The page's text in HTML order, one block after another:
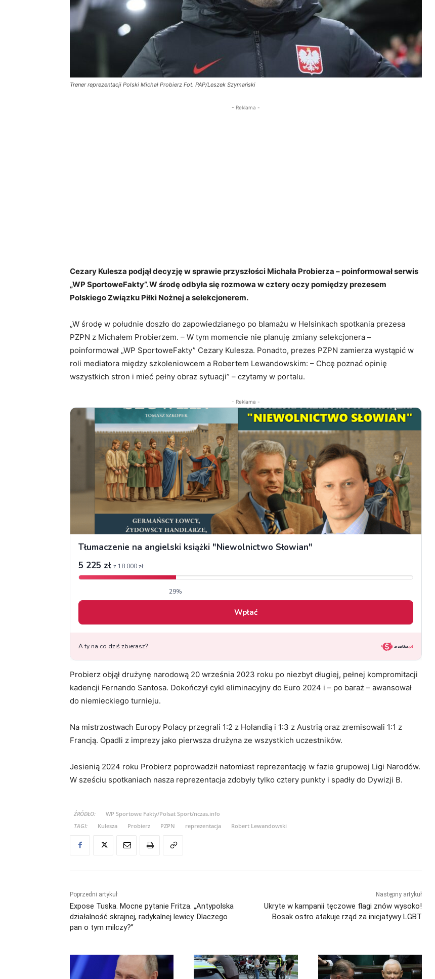
Trener reprezentacji Polski Michał Probierz Fot. PAP/Leszek Szymański
- Reklama -
Cezary Kulesza podjął decyzję w sprawie przyszłości Michała Probierza – poinformował serwis
„WP SportoweFakty”. W środę odbyła się rozmowa w cztery oczy pomiędzy prezesem
Polskiego Związku Piłki Nożnej a selekcjonerem.
„W środę w południe doszło do zapowiedzianego po blamażu w Helsinkach spotkania prezesa
PZPN z Michałem Probierzem. – W tym momencie nie planuję zmiany selekcjonera –
poinformował „WP SportoweFakty” Cezary Kulesza. Ponadto, prezes PZPN zamierza wystąpić w
roli mediatora między szkoleniowcem a Robertem Lewandowskim: – Chcę poznać opinię
wszystkich stron i mieć pełny obraz sytuacji” – czytamy w portalu.
- Reklama -
Probierz objął drużynę narodową 20 września 2023 roku po niezbyt długiej, pełnej kompromitacji
kadencji Fernando Santosa. Dokończył cykl eliminacyjny do Euro 2024 i – po baraż – awansował
do niemieckiego turnieju.
Na mistrzostwach Europy Polacy przegrali 1:2 z Holandią i 1:3 z Austrią oraz zremisowali 1:1 z
Francją. Opadli z imprezy jako pierwsza drużyna ze wszystkich uczestników.
Jesienią 2024 roku Probierz poprowadził natomiast reprezentację w fazie grupowej Ligi Narodów.
W sześciu spotkaniach nasza reprezentacja zdobyły tylko cztery punkty i spadły do Dywizji B.
ŹRÓDŁO:
WP Sportowe Fakty/Polsat Sport/nczas.info
TAGI:
Kulesza Probierz PZPN reprezentacja Robert Lewandowski
Poprzedni artykuł
Expose Tuska. Mocne pytanie Fritza. „Antypolska
działalność skrajnej, radykalnej lewicy. Dlaczego
pan o tym milczy?”
Następny artykuł
Ukryte w kampanii tęczowe flagi znów wysoko!
Bosak ostro atakuje rząd za inicjatywy LGBT